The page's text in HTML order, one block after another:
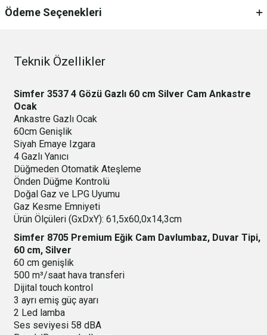
Ödeme Seçenekleri
Teknik Özellikler
Simfer 3537 4 Gözü Gazlı 60 cm Silver Cam Ankastre
Ocak
Ankastre Gazlı Ocak
60cm Genişlik
Siyah Emaye Izgara
4 Gazlı Yanıcı
Düğmeden Otomatik Ateşleme
Önden Düğme Kontrolü
Doğal Gaz ve LPG Uyumu
Gaz Kesme Emniyeti
Ürün Ölçüleri (GxDxY): 61,5x60,0x14,3cm
Simfer 8705 Premium Eğik Cam Davlumbaz, Duvar Tipi,
60 cm, Silver
60 cm genişlik
500 m³/saat hava transferi
Dijital touch kontrol
3 ayrı emiş güç ayarı
2 Led lamba
Ses seviyesi 58 dBA